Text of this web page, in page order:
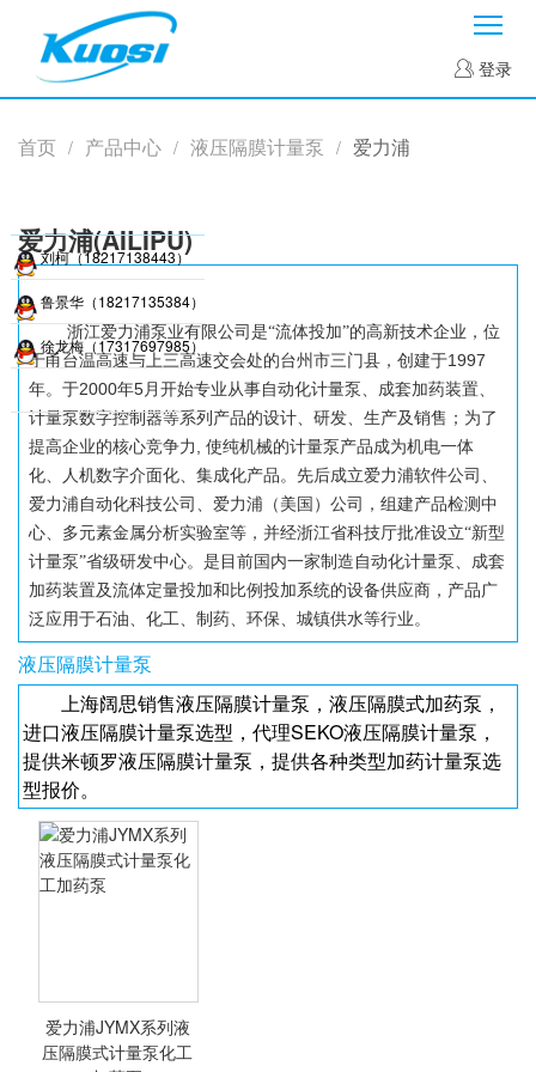
登录
首页 / 产品中心 / 液压隔膜计量泵 / 爱力浦
爱力浦(AILIPU)
浙江爱力浦泵业有限公司是“流体投加”的高新技术企业，位
于甬台温高速与上三高速交会处的台州市三门县，创建于1997
年。于2000年5月开始专业从事自动化计量泵、成套加药装置、
计量泵数字控制器等系列产品的设计、研发、生产及销售；为了
提高企业的核心竞争力
使纯机械的计量泵产品成为机电一体
化、人机数字介面化、集成化产品。先后成立爱力浦软件公司、
爱力浦自动化科技公司、爱力浦（美国）公司，组建产品检测中
心、多元素金属分析实验室等，并经浙江省科技厅批准设立“新型
计量泵”省级研发中心。是目前国内一家制造自动化计量泵、成套
加药装置及流体定量投加和比例投加系统的设备供应商，产品广
泛应用于石油、化工、制药、环保、城镇供水等行业。
液压隔膜计量泵
上海阔思销售液压隔膜计量泵，液压隔膜式加药泵，
进口液压隔膜计量泵选型，代理SEKO液压隔膜计量泵，
提供米顿罗液压隔膜计量泵，提供各种类型加药计量泵选
型报价。
爱力浦JYMX系列液
压隔膜式计量泵化工
刘柯（18217138443）
鲁景华（18217135384）
徐龙梅（17317697985）